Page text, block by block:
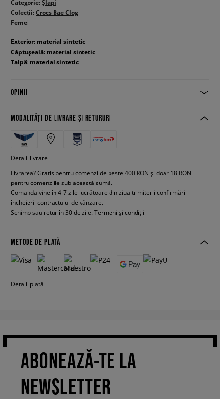
Categorie:Șlapi
Colecții:Crocs Bae Clog
Femei
Exterior: material sintetic
Căptușeală: material sintetic
Talpă: material sintetic
OPINII
MODALITĂȚI DE LIVRARE ȘI RETURURI
Detalii livrare
Livrarea? Gratis pentru comenzi de peste 400 RON și doar 18 RON
pentru comenziile sub această sumă.
Comanda vine în 4-7 zile lucrătoare din ziua trimiterii confirmării
încheierii contractului de vânzare.
Schimb sau retur în 30 de zile. Termeni și condiții
METODE DE PLATĂ
Detalii plată
ABONEAZĂ-TE LA
NEWSLETTER